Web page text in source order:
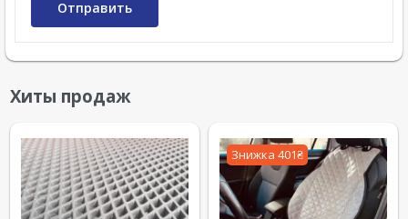
Хиты продаж
Знижка 401₴